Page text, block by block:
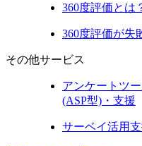
360度評価とは
360度評価が失
その他サービス
アンケートツ
(ASP型)・支援
サーベイ活用